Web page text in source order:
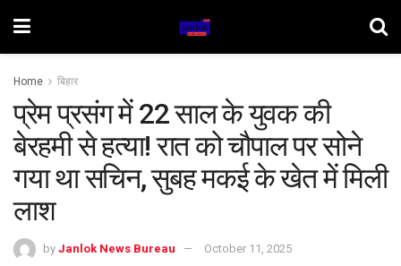
Home बिहार
प्रेम प्रसंग में 22 साल के युवक की
बेरहमी से हत्या! रात को चौपाल पर सोने
गया था सचिन, सुबह मकई के खेत में मिली
लाश
by Janlok News Bureau October 11, 2025